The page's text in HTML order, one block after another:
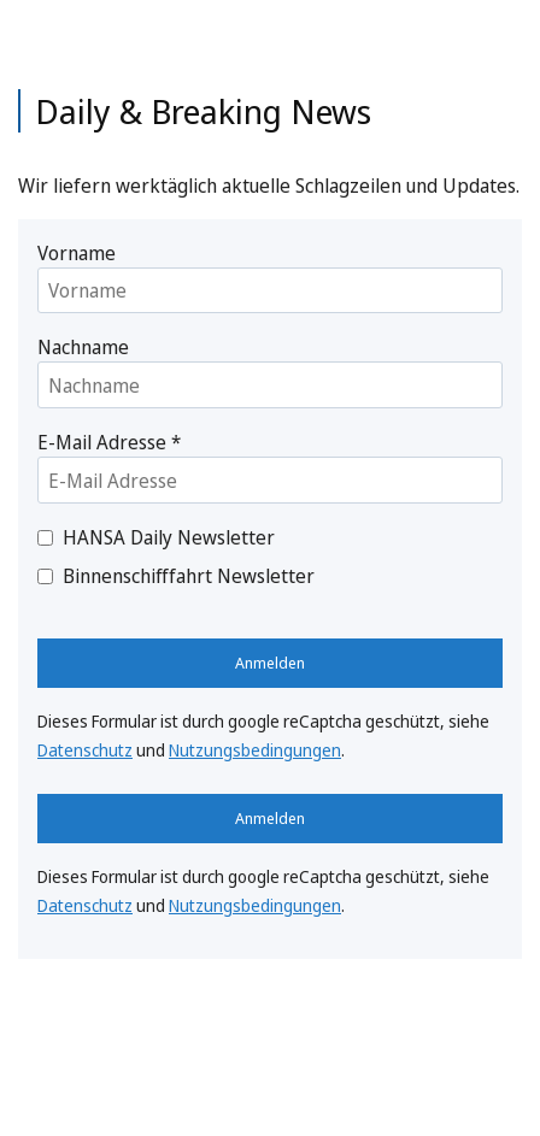
Daily & Breaking News
Wir liefern werktäglich aktuelle Schlagzeilen und Updates.
Vorname
Nachname
E-Mail Adresse*
HANSA Daily Newsletter
Binnenschifffahrt Newsletter
Anmelden
Dieses Formular ist durch google reCaptcha geschützt, siehe
Datenschutz und Nutzungsbedingungen.
Anmelden
Dieses Formular ist durch google reCaptcha geschützt, siehe
Datenschutz und Nutzungsbedingungen.